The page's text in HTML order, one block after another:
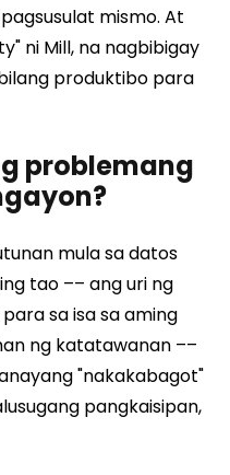
mismo. At
ni Mill, na nagbibigay
produktibo para
problemang
mula sa datos
tao –– ang uri ng
sa isa sa aming
ng katatawanan ––
"nakakabagot"
pangkaisipan,